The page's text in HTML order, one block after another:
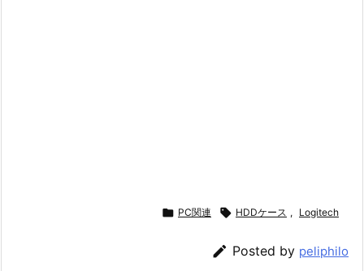
 PC関連  HDDケース , Logitech
 Posted by peliphilo